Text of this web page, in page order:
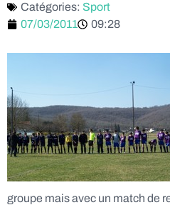
Catégories: Sport
07/03/2011
09:28
groupe mais avec un match de